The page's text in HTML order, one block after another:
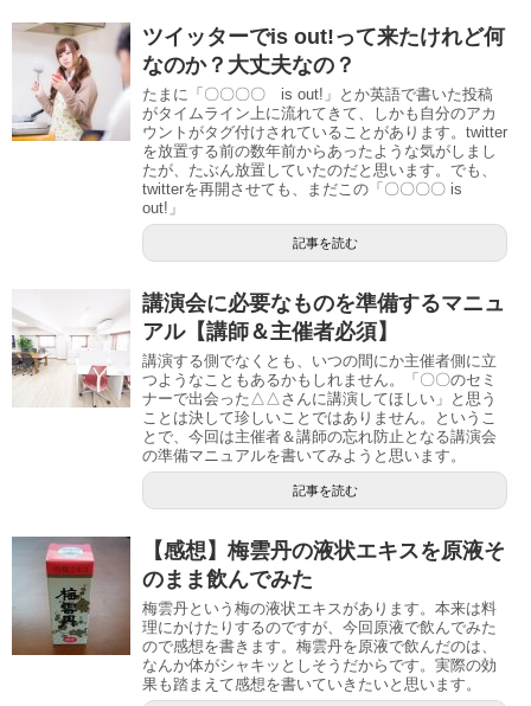
ツイッターでis out!って来たけれど何
なのか？大丈夫なの？
たまに「〇〇〇〇 is out!」とか英語で書いた投稿
がタイムライン上に流れてきて、しかも自分のアカ
ウントがタグ付けされていることがあります。twitter
を放置する前の数年前からあったような気がしまし
たが、たぶん放置していたのだと思います。でも、
twitterを再開させても、まだこの「〇〇〇〇 is
out!」
記事を読む
講演会に必要なものを準備するマニュ
アル【講師＆主催者必須】
講演する側でなくとも、いつの間にか主催者側に立
つようなこともあるかもしれません。「〇〇のセミ
ナーで出会った△△さんに講演してほしい」と思う
ことは決して珍しいことではありません。というこ
とで、今回は主催者＆講師の忘れ防止となる講演会
の準備マニュアルを書いてみようと思います。
記事を読む
【感想】梅雲丹の液状エキスを原液そ
のまま飲んでみた
梅雲丹という梅の液状エキスがあります。本来は料
理にかけたりするのですが、今回原液で飲んでみた
ので感想を書きます。梅雲丹を原液で飲んだのは、
なんか体がシャキッとしそうだからです。実際の効
果も踏まえて感想を書いていきたいと思います。